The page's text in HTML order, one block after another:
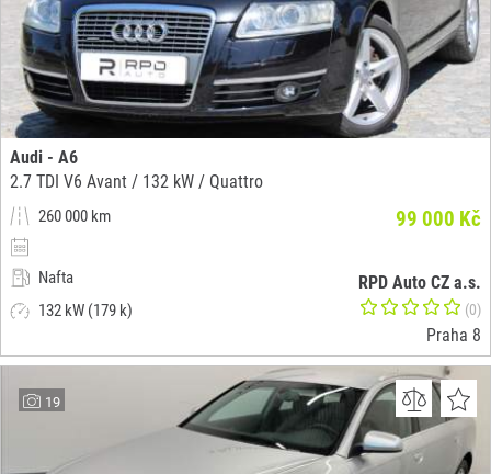
Audi - A6
2.7 TDI V6 Avant / 132 kW / Quattro
260 000 km
Nafta
132 kW (179 k)
99 000 Kč
RPD Auto CZ a.s.
(0)
Praha 8
19